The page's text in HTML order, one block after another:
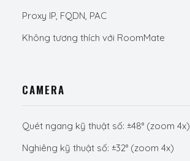
Proxy IP, FQDN, PAC
Không tương thích với RoomMate
CAMERA
Quét ngang kỹ thuật số: ±48° (zoom 4x)
Nghiêng kỹ thuật số: ±32° (zoom 4x)